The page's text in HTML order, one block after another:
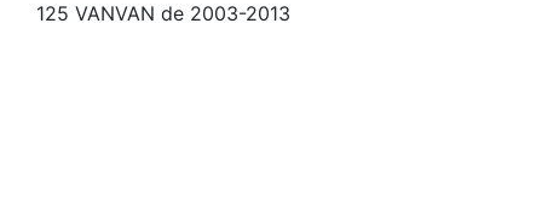
125 VANVAN de 2003-2013